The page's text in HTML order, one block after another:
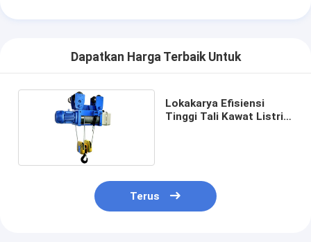
Dapatkan Harga Terbaik Untuk
Lokakarya Efisiensi
Tinggi Tali Kawat Listrik
Terus